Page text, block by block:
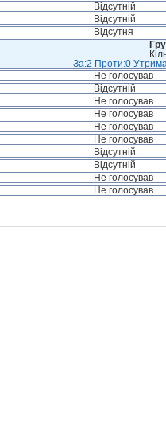
Відсутній
Відсутній
Відсутня
За:2 Проти:0
Не голосував
Відсутній
Не голосував
Не голосував
Не голосував
Не голосував
Відсутній
Відсутній
Не голосував
Не голосував